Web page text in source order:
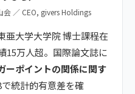
会 ／ CEO, givers Holdings
亜大学大学院 博士課程在
15万人超。国際論文誌に
ーポイントの関係に関す
統計的有意差を確